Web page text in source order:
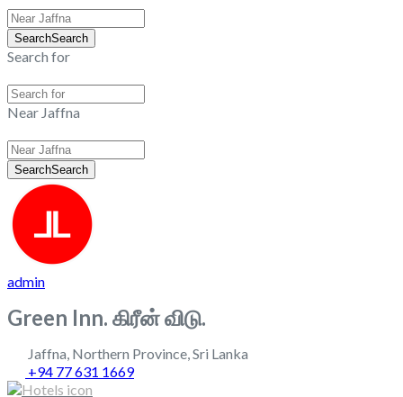
SearchSearch
Search for
Near Jaffna
SearchSearch
admin
Green Inn. கிரீன் விடு.
Jaffna Northern Province Sri Lanka
+94 77 631 1669